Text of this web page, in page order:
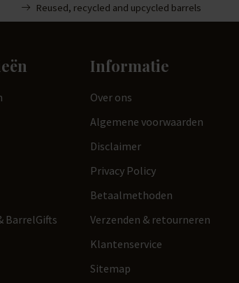
Reused, recycled and upcycled barrels
BarrelGifts
Informatie
Over ons
Algemene voorwaarden
Disclaimer
Privacy Policy
Betaalmethoden
Verzenden & retourneren
Klantenservice
Sitemap